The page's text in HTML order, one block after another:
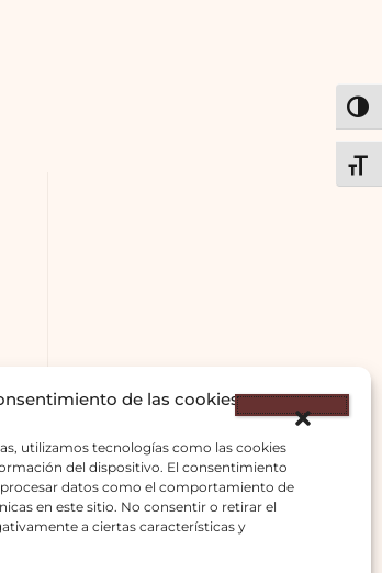
de las cookies
utilizamos tecnologías como las cookies
del dispositivo. El consentimiento
datos como el comportamiento de
en este sitio. No consentir o retirar el
a ciertas características y